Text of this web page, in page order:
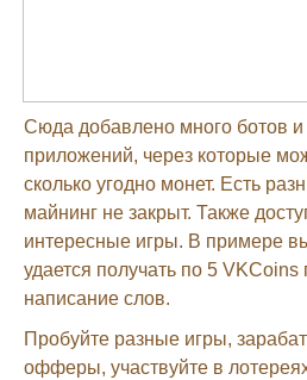
Сюда добавлено много ботов и
приложений, через которые
сколько угодно монет. Есть
майнинг не закрыт. Также
интересные игры. В примере
удается получать по 5
написание слов.
Пробуйте разные игры,
офферы, участвуйте в